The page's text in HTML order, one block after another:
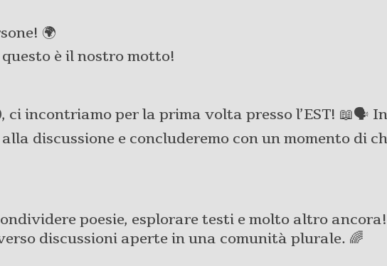
🌍
è il nostro motto!
ci incontriamo per la prima volta presso l’EST! 📖🗣️
discussione e concluderemo con un momento di
poesie, esplorare testi e molto altro
discussioni aperte in una comunità plurale. 🌈